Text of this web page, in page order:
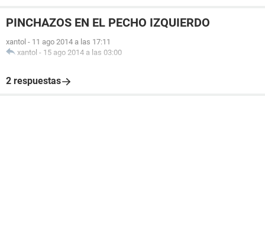
PINCHAZOS EN EL PECHO IZQUIERDO
xantol - 11 ago 2014 a las 17:11
xantol - 15 ago 2014 a las 03:00
2 respuestas